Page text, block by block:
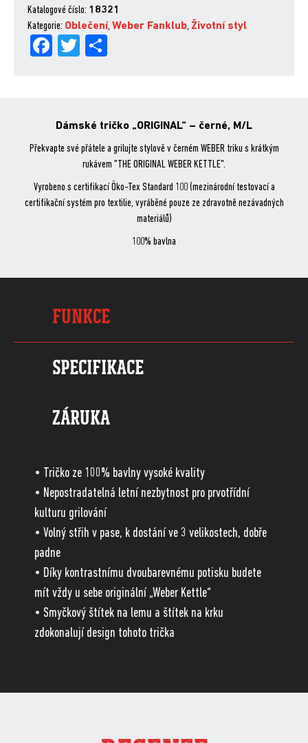
BLACK
LADIES
M/L
množství
Katalogové číslo: 18321
Kategorie: Oblečení, Weber Fanklub, Životní styl
Fa
Tw
Dámské tričko „ORIGINAL“ – černé, M/L
Překvapte své přátele a grilujte stylově v černém WEBER triku s krátkým
rukávem "THE ORIGINAL WEBER KETTLE".
Vyrobeno s certifikací Öko-Tex Standard 100 (mezinárodní testovací a
certifikační systém pro textilie, vyráběné pouze ze zdravotně nezávadných
materiálů)
100% bavlna
FUNKCE
SPECIFIKACE
ZÁRUKA
• Tričko ze 100% bavlny vysoké kvality
• Nepostradatelná letní nezbytnost pro prvotřídní
kulturu grilování
• Volný střih v pase, k dostání ve 3 velikostech, dobře
padne
• Díky kontrastnímu dvoubarevnému potisku budete
mít vždy u sebe originální „Weber Kettle“
• Smyčkový štítek na lemu a štítek na krku
zdokonalují design tohoto trička